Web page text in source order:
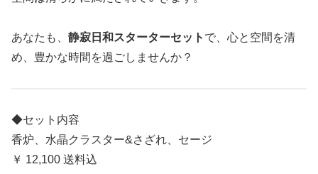
あなたも、 静寂日和スターターセット で、心と空間を清
め、豊かな時間を過ごしませんか？
◆セット内容
香炉、水晶クラスター&さざれ、セージ
￥ 12,100 送料込